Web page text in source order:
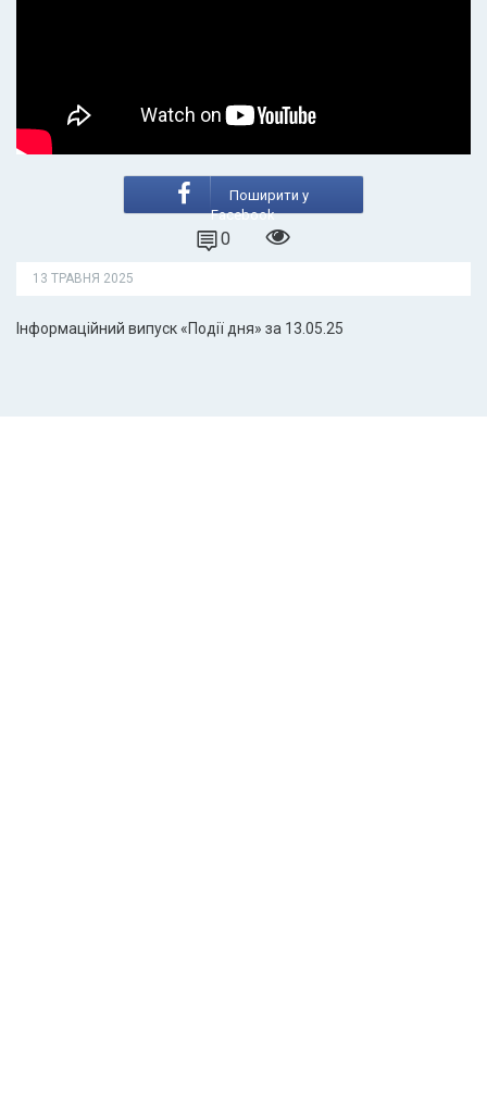
Поширити у
Facebook
0
13 ТРАВНЯ 2025
Інформаційний випуск «Події дня» за 13.05.25